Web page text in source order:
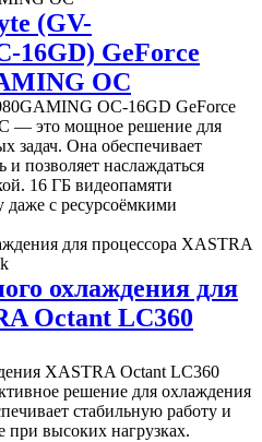
(GV-
16GD) GeForce
OC
OC-16GD GeForce
— это мощное решение для
задач. Она обеспечивает
позволяет наслаждаться
16 ГБ видеопамяти
даже с ресурсоёмкими
охлаждения для
Octant LC360
XASTRA Octant LC360
решение для охлаждения
стабильную работу и
при высоких нагрузках.